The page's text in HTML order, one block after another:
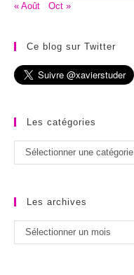
« Août Oct »
Ce blog sur Twitter
Les catégories
Les
catégories
Sélectionner une catégorie
Les archives
Les
archives
Sélectionner un mois